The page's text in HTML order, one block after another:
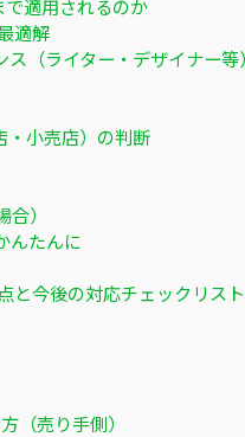
適用されるのか
適解
（ライター・デザイナー等
・小売店）の判断
）
んたんに
と今後の対応チェックリスト
（売り手側）